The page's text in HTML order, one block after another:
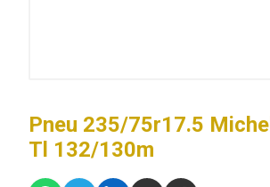
Pneu 235/75r17.5
Tl 132/130m